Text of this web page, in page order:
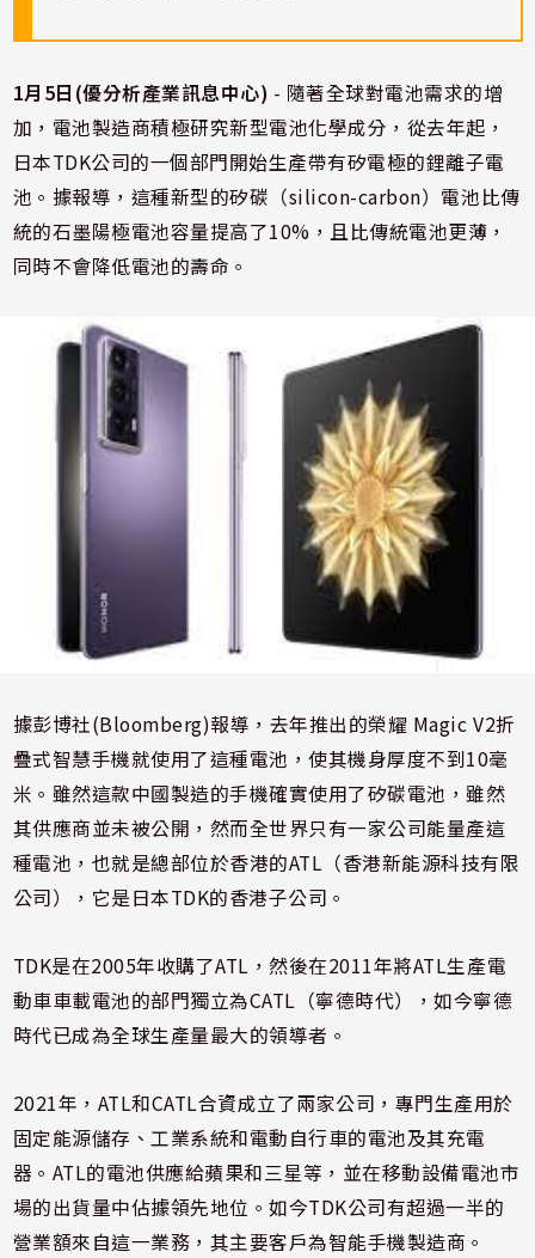
1月5日(優分析產業訊息中心) - 隨著全球對電池需求的增
加，電池製造商積極研究新型電池化學成分，從去年起，
日本TDK公司的一個部門開始生產帶有矽電極的鋰離子電
池。據報導，這種新型的矽碳（silicon-carbon）電池比傳
統的石墨陽極電池容量提高了10%，且比傳統電池更薄，
同時不會降低電池的壽命。
據彭博社(Bloomberg)報導，去年推出的榮耀 Magic V2折
疊式智慧手機就使用了這種電池，使其機身厚度不到10毫
米。雖然這款中國製造的手機確實使用了矽碳電池，雖然
其供應商並未被公開，然而全世界只有一家公司能量產這
種電池，也就是總部位於香港的ATL（香港新能源科技有限
公司），它是日本TDK的香港子公司。
TDK是在2005年收購了ATL，然後在2011年將ATL生產電
動車車載電池的部門獨立為CATL（寧德時代），如今寧德
時代已成為全球生產量最大的領導者。
2021年，ATL和CATL合資成立了兩家公司，專門生產用於
固定能源儲存、工業系統和電動自行車的電池及其充電
器。ATL的電池供應給蘋果和三星等，並在移動設備電池市
場的出貨量中佔據領先地位。如今TDK公司有超過一半的
營業額來自這一業務，其主要客戶為智能手機製造商。